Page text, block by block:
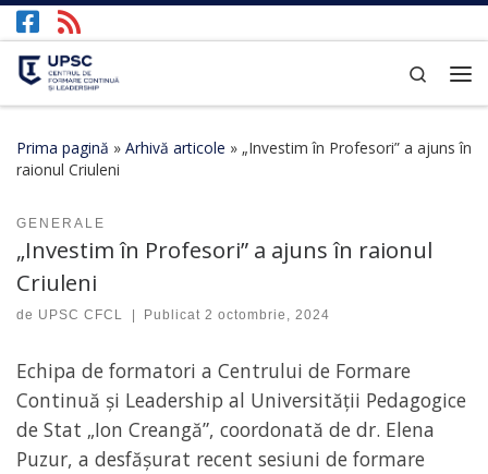
Afișează întregul conținut
Search
Prima pagină » Arhivă articole » „Investim în Profesori” a ajuns în
raionul Criuleni
GENERALE
„Investim în Profesori” a ajuns în raionul
Criuleni
de UPSC CFCL Publicat2 octombrie, 2024
Echipa de formatori a Centrului de Formare
Continuă și Leadership al Universității Pedagogice
de Stat „Ion Creangă”, coordonată de dr. Elena
Puzur, a desfășurat recent sesiuni de formare